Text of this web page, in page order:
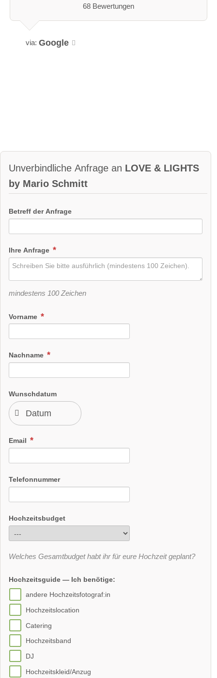
68 Bewertungen
via: Google
Unverbindliche Anfrage an LOVE & LIGHTS
by Mario Schmitt
Betreff der Anfrage
Ihre Anfrage
mindestens 100 Zeichen
Vorname
Nachname
Wunschdatum
Email
Telefonnummer
Hochzeitsbudget
Welches Gesamtbudget habt ihr für eure Hochzeit geplant?
Hochzeitsguide — Ich benötige:
andere Hochzeitsfotograf:in
Hochzeitslocation
Catering
Hochzeitsband
DJ
Hochzeitskleid/Anzug